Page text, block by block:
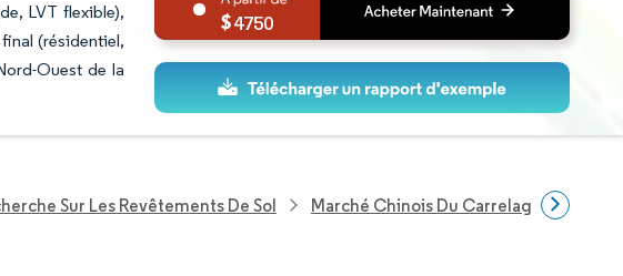
LVT flexible),
(résidentiel,
Ouest de la
4750
Sur Les Revêtements De Sol Marché Chinois Du Carrelage Vinyle De